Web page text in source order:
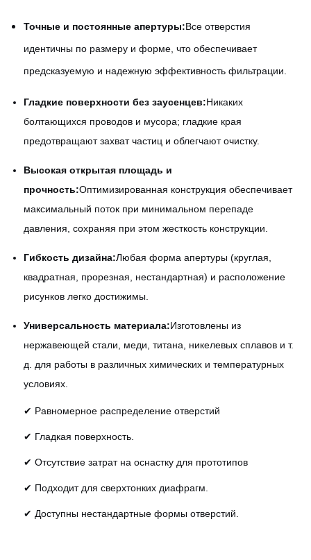
Точные и постоянные апертуры:Все отверстия
идентичны по размеру и форме, что обеспечивает
предсказуемую и надежную эффективность фильтрации.
Гладкие поверхности без заусенцев:Никаких
болтающихся проводов и мусора; гладкие края
предотвращают захват частиц и облегчают очистку.
Высокая открытая площадь и
прочность:Оптимизированная конструкция обеспечивает
максимальный поток при минимальном перепаде
давления, сохраняя при этом жесткость конструкции.
Гибкость дизайна:Любая форма апертуры (круглая,
квадратная, прорезная, нестандартная) и расположение
рисунков легко достижимы.
Универсальность материала:Изготовлены из
нержавеющей стали, меди, титана, никелевых сплавов и т.
д. для работы в различных химических и температурных
условиях.
✔ Равномерное распределение отверстий
✔ Гладкая поверхность.
✔ Отсутствие затрат на оснастку для прототипов
✔ Подходит для сверхтонких диафрагм.
✔ Доступны нестандартные формы отверстий.